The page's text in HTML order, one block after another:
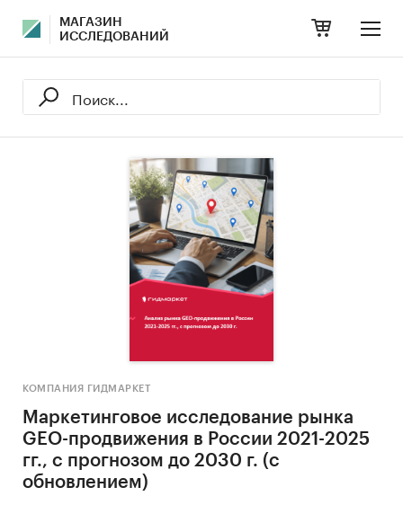
МАГАЗИН
ИССЛЕДОВАНИЙ
КОМПАНИЯ ГИДМАРКЕТ
Маркетинговое исследование рынка
GEO-продвижения в России 2021-2025
гг., с прогнозом до 2030 г. (с
обновлением)